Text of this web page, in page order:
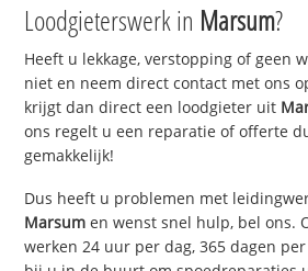
Loodgieterswerk in Marsum?
Heeft u lekkage, verstopping of geen
niet en neem direct contact met ons
krijgt dan direct een loodgieter uit
ons regelt u een reparatie of offerte
gemakkelijk!
Dus heeft u problemen met
Marsum en wenst snel hulp, bel ons.
werken 24 uur per dag, 365 dagen